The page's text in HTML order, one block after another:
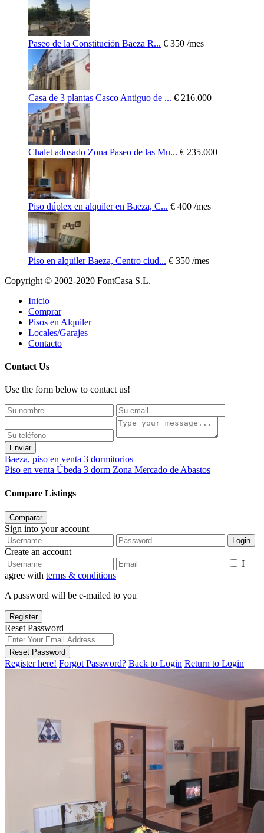
Paseo de la Constitución Baeza R... € 350 /mes
Casa de 3 plantas Casco Antiguo de ... € 216.000
Chalet adosado Zona Paseo de las Mu... € 235.000
Piso dúplex en alquiler en Baeza, C... € 400 /mes
Piso en alquiler Baeza, Centro ciud... € 350 /mes
Copyright © 2002-2020 FontCasa S.L.
Inicio
Comprar
Pisos en Alquiler
Locales/Garajes
Contacto
Contact Us
Use the form below to contact us!
Enviar
Baeza, piso en venta 3 dormitorios
Piso en venta Úbeda 3 dorm Zona Mercado de Abastos
Compare Listings
Comparar
Sign into your account
Login
Create an account
I
agree with terms & conditions
A password will be e-mailed to you
Register
Reset Password
Reset Password
Register here! Forgot Password? Back to Login Return to Login